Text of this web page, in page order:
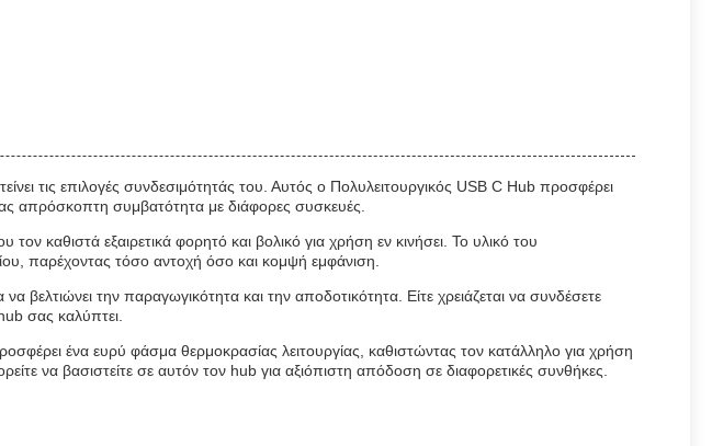
τις επιλογές συνδεσιμότητάς του. Αυτός ο Πολυλειτουργικός USB C Hub προσφέρει
απρόσκοπτη συμβατότητα με διάφορες συσκευές.
καθιστά εξαιρετικά φορητό και βολικό για χρήση εν κινήσει. Το υλικό του
παρέχοντας τόσο αντοχή όσο και κομψή εμφάνιση.
βελτιώνει την παραγωγικότητα και την αποδοτικότητα. Είτε χρειάζεται να συνδέσετε
σας καλύπτει.
ένα ευρύ φάσμα θερμοκρασίας λειτουργίας, καθιστώντας τον κατάλληλο για χρήση
να βασιστείτε σε αυτόν τον hub για αξιόπιστη απόδοση σε διαφορετικές συνθήκες.